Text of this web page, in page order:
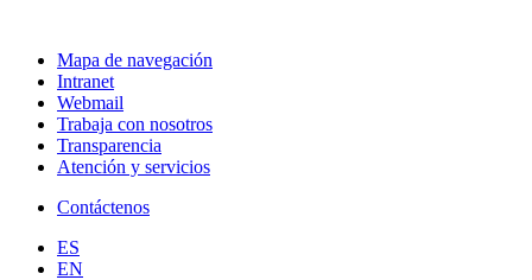
Mapa de navegación
Intranet
Webmail
Trabaja con nosotros
Transparencia
Atención y servicios
Contáctenos
ES
EN